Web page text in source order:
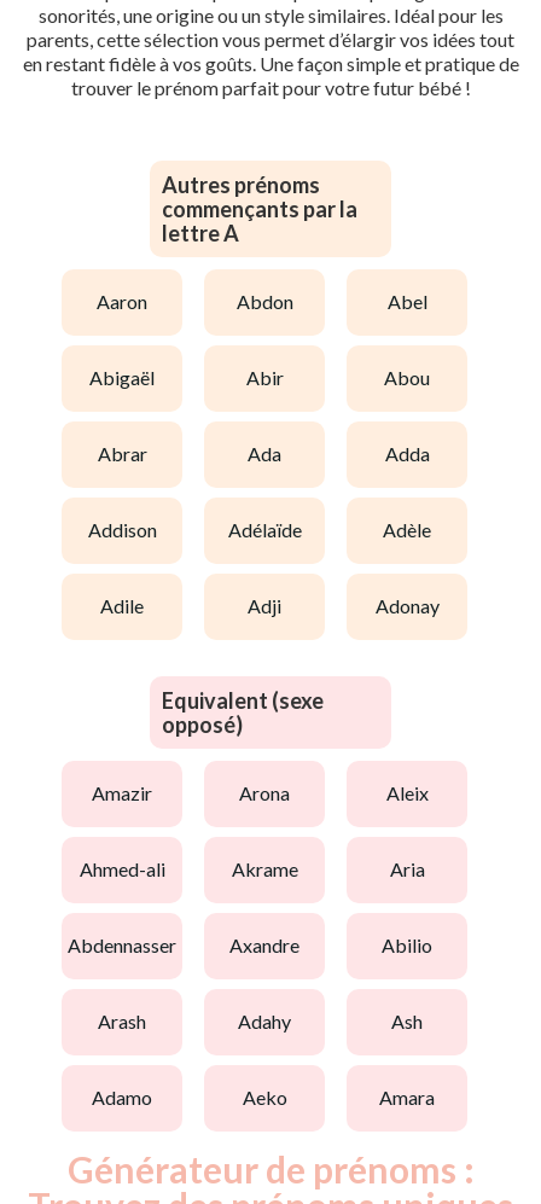
sonorités, une origine ou un style similaires. Idéal pour les
parents, cette sélection vous permet d’élargir vos idées tout
en restant fidèle à vos goûts. Une façon simple et pratique de
trouver le prénom parfait pour votre futur bébé !
Autres prénoms
commençants par la
lettre A
aaron abdon abel
abigaël abir abou
abrar ada adda
addison adélaïde adèle
adile adji adonay
Equivalent (sexe
opposé)
amazir arona aleix
ahmed-ali akrame aria
abdennasser axandre abilio
arash adahy ash
adamo aeko amara
Générateur de prénoms :